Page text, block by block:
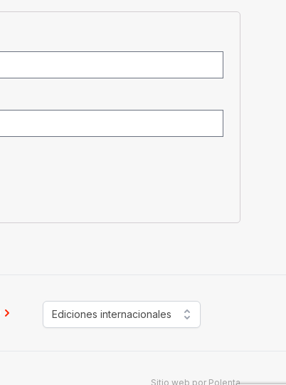
Ediciones internacionales
Sitio web por Polenta